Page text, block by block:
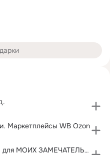
Маркетплейсы WB Ozon
ТУТ ВСЕ МОИ РЕЦЕПТЫ для МОИХ ЗАМЕЧАТЕЛЬНЫХ ДРУЗЕЙ